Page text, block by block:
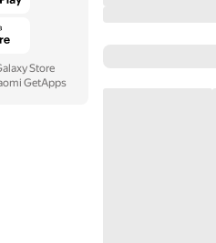
Store
GetApps